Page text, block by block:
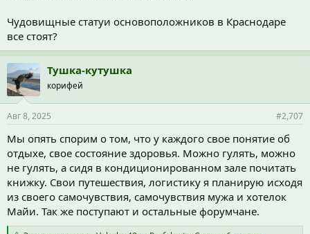
Чудовищные статуи основоположников в Краснодаре
все стоят?
Тушка-кутушка
корифей
Авг 8, 2025 #2,707
Мы опять спорим о том, что у каждого свое понятие об
отдыхе, свое состояние здоровья. Можно гулять, можно
не гулять, а сидя в кондиционированном зале почитать
книжку. Свои путешествия, логистику я планирую исходя
из своего самочувствия, самочувствия мужа и хотелок
Майи. Так же поступают и остальные форумчане.